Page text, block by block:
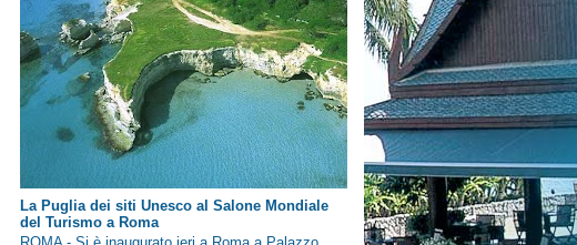
La Puglia dei siti Unesco al Salone Mondiale
del Turismo a Roma